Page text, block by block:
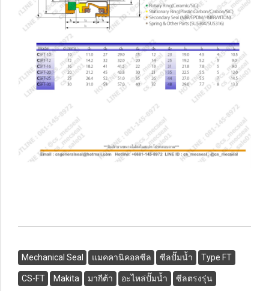
Mechanical Seal แมคคานิคอลซีล ซีลปั๊มน้ำ Type FT
CS-FT Makita มากีต้า อะไหล่ปั๊มน้ำ ซีลตรงรุ่น